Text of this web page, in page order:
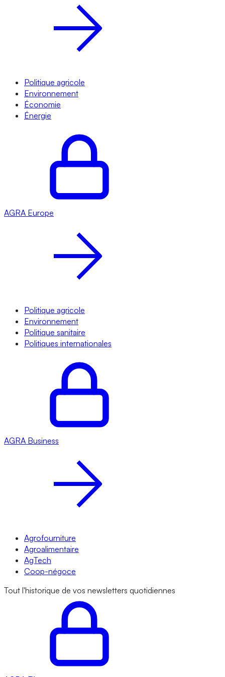
Politique agricole
Environnement
Économie
Énergie
AGRA Europe
Politique agricole
Environnement
Politique sanitaire
Politiques internationales
AGRA Business
Agrofourniture
Agroalimentaire
AgTech
Coop-négoce
Tout l'historique de vos newsletters quotidiennes